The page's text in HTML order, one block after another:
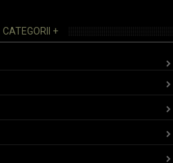
CATEGORII +